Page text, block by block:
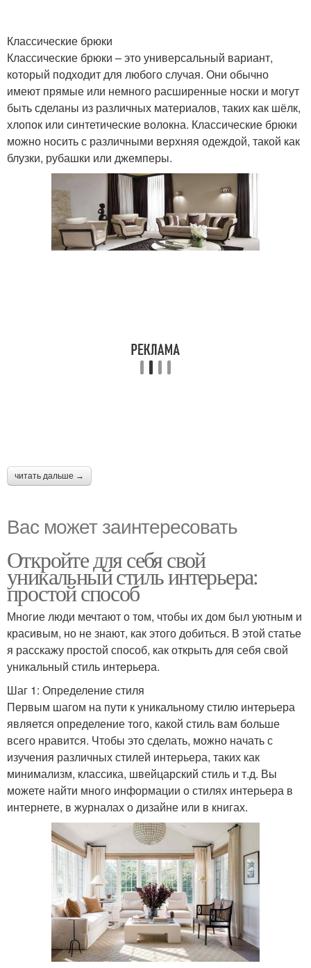
Классические брюки
Классические брюки – это универсальный вариант,
который подходит для любого случая. Они обычно
имеют прямые или немного расширенные носки и могут
быть сделаны из различных материалов, таких как шёлк,
хлопок или синтетические волокна. Классические брюки
можно носить с различными верхняя одеждой, такой как
блузки, рубашки или джемперы.
читать дальше →
Вас может заинтересовать
Откройте для себя свой
уникальный стиль интерьера:
простой способ
Многие люди мечтают о том, чтобы их дом был уютным и
красивым, но не знают, как этого добиться. В этой статье
я расскажу простой способ, как открыть для себя свой
уникальный стиль интерьера.
Шаг 1: Определение стиля
Первым шагом на пути к уникальному стилю интерьера
является определение того, какой стиль вам больше
всего нравится. Чтобы это сделать, можно начать с
изучения различных стилей интерьера, таких как
минимализм, классика, швейцарский стиль и т.д. Вы
можете найти много информации о стилях интерьера в
интернете, в журналах о дизайне или в книгах.